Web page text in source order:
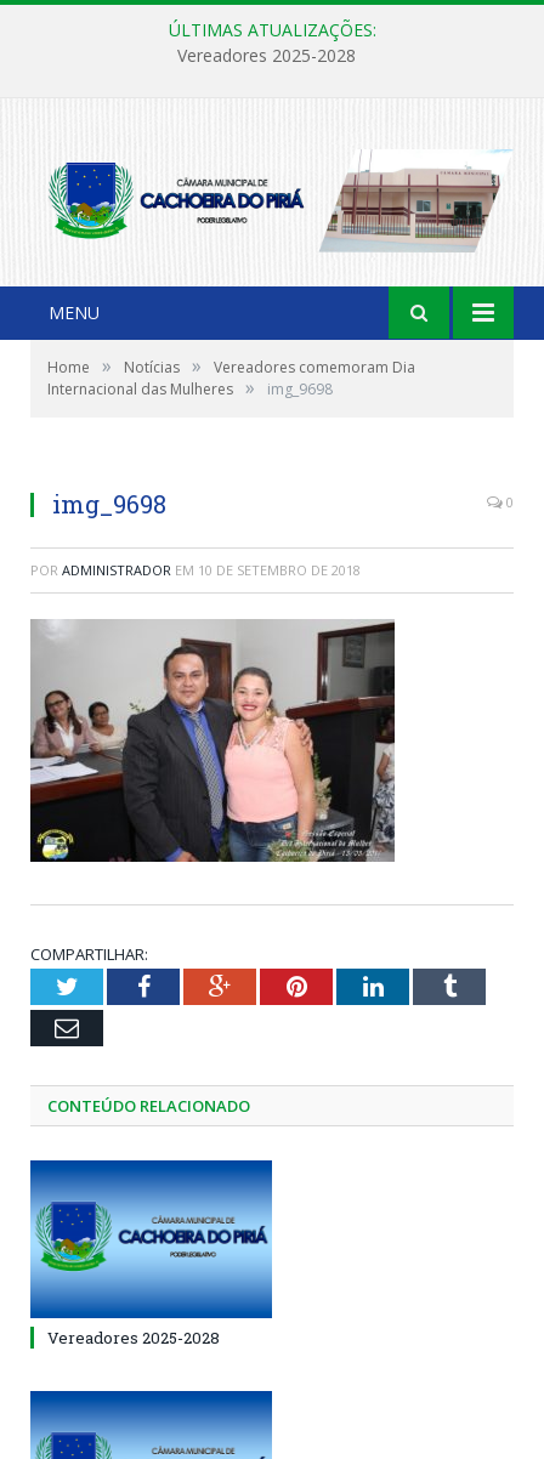
ÚLTIMAS ATUALIZAÇÕES:
Vereadores 2025-2028
MENU
Home » Notícias »
Vereadores comemoram Dia
Internacional das Mulheres » img_9698
img_9698 0
POR ADMINISTRADOR EM 10 DE SETEMBRO DE 2018
COMPARTILHAR:
TwitterFacebookGoogle+PinterestLinkedInTumblr
Email
CONTEÚDO RELACIONADO
Vereadores 2025-2028